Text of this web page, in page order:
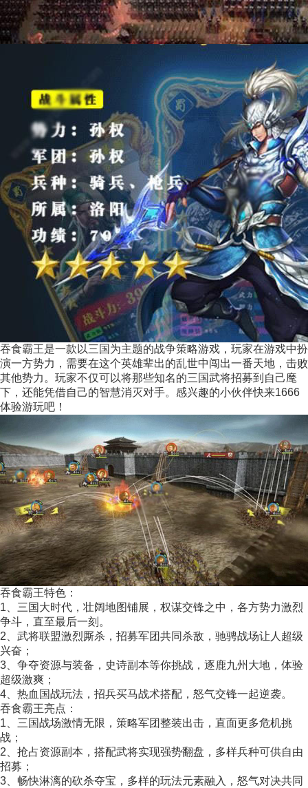
吞食霸王是一款以三国为主题的战争策略游戏，玩家在游戏中扮
演一方势力，需要在这个英雄辈出的乱世中闯出一番天地，击败
其他势力。玩家不仅可以将那些知名的三国武将招募到自己麾
下，还能凭借自己的智慧消灭对手。感兴趣的小伙伴快来1666
体验游玩吧！
吞食霸王特色：
1、三国大时代，壮阔地图铺展，权谋交锋之中，各方势力激烈
争斗，直至最后一刻。
2、武将联盟激烈厮杀，招募军团共同杀敌，驰骋战场让人超级
兴奋；
3、争夺资源与装备，史诗副本等你挑战，逐鹿九州大地，体验
超级激爽；
4、热血国战玩法，招兵买马战术搭配，怒气交锋一起逆袭。
吞食霸王亮点：
1、三国战场激情无限，策略军团整装出击，直面更多危机挑
战；
2、抢占资源副本，搭配武将实现强势翻盘，多样兵种可供自由
招募；
3、畅快淋漓的砍杀夺宝，多样的玩法元素融入，怒气对决共同